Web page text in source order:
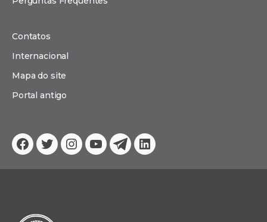
Facebook
TwitterInstagram
YouTube
TelegramLinkedin
Contatos
Internacional
Mapa do site
Portal antigo